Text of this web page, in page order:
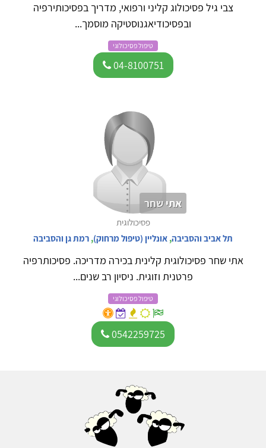
צבי גיל פסיכולוג קליני ורפואי, מדריך בפסיכותירפיה
ובפסיכודיאגנוסטיקה מוסמך...
טיפול פסיכולוגי
04-8100751
אתי שחר
פסיכולוגית
תל אביב והסביבה, אונליין (טיפול מרחוק), רמת גן והסביבה
אתי שחר פסיכולוגית קלינית בכירה מדריכה. פסיכותרפיה
פרטנית וזוגית. ניסיון רב שנים...
טיפול פסיכולוגי
0542259725